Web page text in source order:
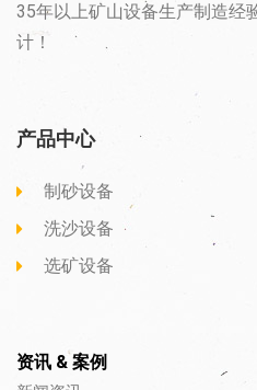
35年以上矿山设备生产制造经
计！
产品中心
制砂设备
洗沙设备
选矿设备
资讯 & 案例